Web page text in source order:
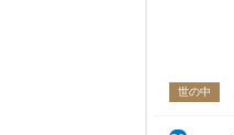
世の中